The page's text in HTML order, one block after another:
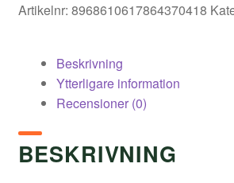
Artikelnr: 8968610617864370418
Beskrivning
Ytterligare information
Recensioner (0)
BESKRIVNING